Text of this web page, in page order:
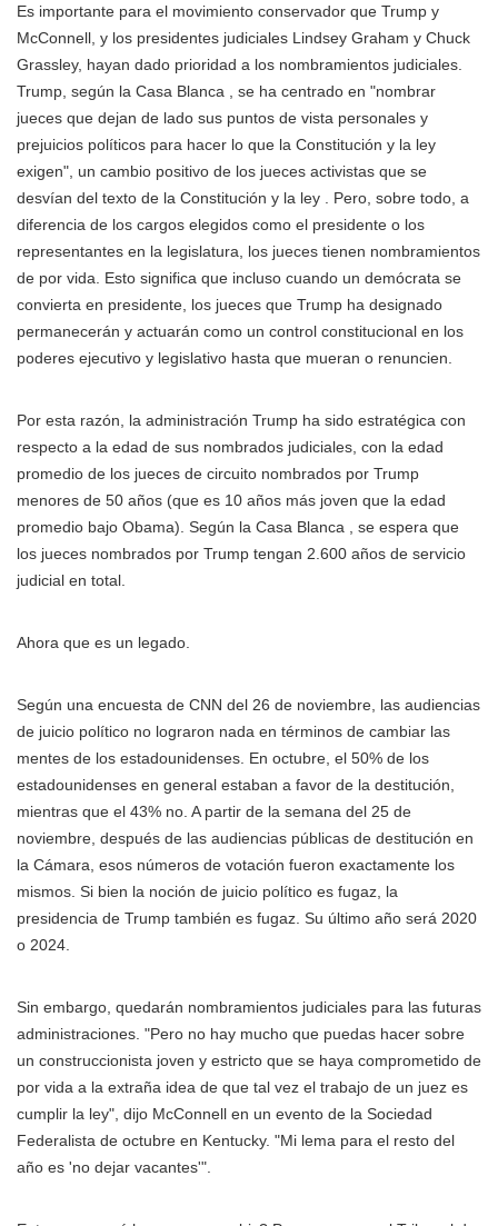
Es importante para el movimiento conservador que Trump y
McConnell, y los presidentes judiciales Lindsey Graham y Chuck
Grassley, hayan dado prioridad a los nombramientos judiciales.
Trump, según la Casa Blanca , se ha centrado en "nombrar
jueces que dejan de lado sus puntos de vista personales y
prejuicios políticos para hacer lo que la Constitución y la ley
exigen", un cambio positivo de los jueces activistas que se
desvían del texto de la Constitución y la ley . Pero, sobre todo, a
diferencia de los cargos elegidos como el presidente o los
representantes en la legislatura, los jueces tienen nombramientos
de por vida. Esto significa que incluso cuando un demócrata se
convierta en presidente, los jueces que Trump ha designado
permanecerán y actuarán como un control constitucional en los
poderes ejecutivo y legislativo hasta que mueran o renuncien.
Por esta razón, la administración Trump ha sido estratégica con
respecto a la edad de sus nombrados judiciales, con la edad
promedio de los jueces de circuito nombrados por Trump
menores de 50 años (que es 10 años más joven que la edad
promedio bajo Obama). Según la Casa Blanca , se espera que
los jueces nombrados por Trump tengan 2.600 años de servicio
judicial en total.
Ahora que es un legado.
Según una encuesta de CNN del 26 de noviembre, las audiencias
de juicio político no lograron nada en términos de cambiar las
mentes de los estadounidenses. En octubre, el 50% de los
estadounidenses en general estaban a favor de la destitución,
mientras que el 43% no. A partir de la semana del 25 de
noviembre, después de las audiencias públicas de destitución en
la Cámara, esos números de votación fueron exactamente los
mismos. Si bien la noción de juicio político es fugaz, la
presidencia de Trump también es fugaz. Su último año será 2020
o 2024.
Sin embargo, quedarán nombramientos judiciales para las futuras
administraciones. "Pero no hay mucho que puedas hacer sobre
un construccionista joven y estricto que se haya comprometido de
por vida a la extraña idea de que tal vez el trabajo de un juez es
cumplir la ley", dijo McConnell en un evento de la Sociedad
Federalista de octubre en Kentucky. "Mi lema para el resto del
año es 'no dejar vacantes'".